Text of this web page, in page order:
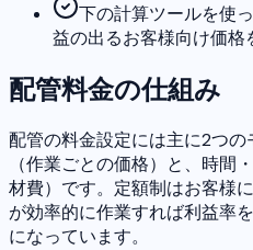
下の計算ツールを使
益の出るお客様向け価格
配管料金の仕組み
配管の料金設定には主に2つ
（作業ごとの価格）と、時間
材費）です。定額制はお客様
が効率的に作業すれば利益率
になっています。